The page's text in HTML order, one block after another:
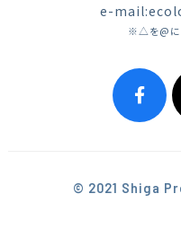
e-
※△を@に
© 2021 Shiga